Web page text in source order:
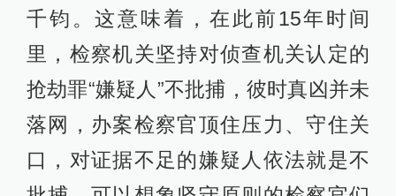
千钧。这意味着，在此前15年时间
里，检察机关坚持对侦查机关认定的
抢劫罪“嫌疑人”不批捕，彼时真凶并未
落网，办案检察官顶住压力、守住关
口，对证据不足的嫌疑人依法就是不